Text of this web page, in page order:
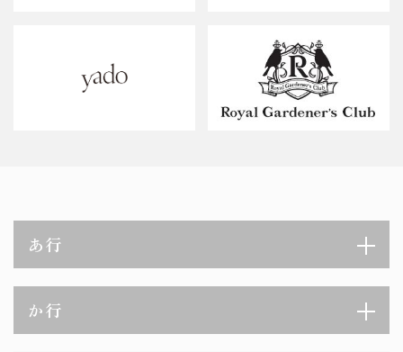
あ行
か行